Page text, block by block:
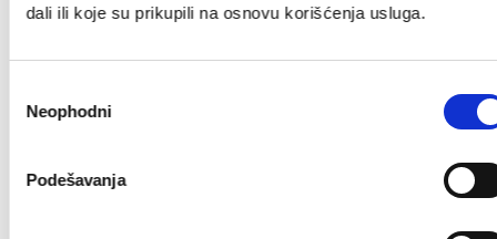
dali ili koje su prikupili na osnovu korišćenja usluga.
сагласности
Neophodni
Podešavanja
★ ★ ★★★
Carawelle KK65
10.400 rsd
★★★ ★★
MM3 - SEVYLOR